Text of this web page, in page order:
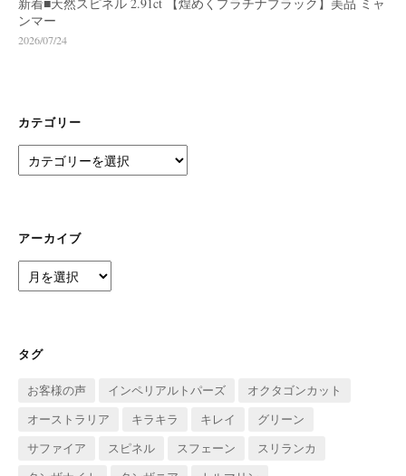
ンマー
2026/07/24
カテゴリー
テ
ー
アーカイブ
ー
ブ
タグ
お客様の声 インペリアルトパーズ
オクタゴンカット
オーストラリア
キラキラ キレイ
グリーン
サファイア
スピネル スフェーン
スリランカ